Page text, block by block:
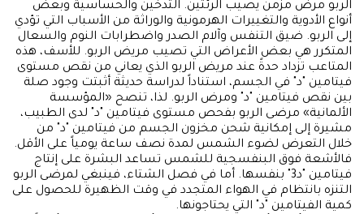
الربو مرض مزمن يصيب الرئتين. التدخين والحساسية وبعض
أنواع الأدوية والتغييرات الهرمونية والوراثة من الأسباب التي تؤدي
إلى الربو. ضيق التنفس وآلام الصدر واضطرابات النوم والسعال
المتكرر هي بعض الأعراض التي تصيب مريض الربو. للأسف، هذه
المتاعب تزداد حدةً عند مريض الربو الذي يعاني من نقص مستوى
فيتامين "د" في الجسم، استناداً لدراسة حديثة أثبتت وجود صلة
بين نقص فيتامين "د" ومرض الربو. لذا، تنصح «المؤسسة
الألمانية» مرضى الربو بفحص مستوى فيتامين "د" لدى الطبيب،
مشيرة إلى إمكانية شحن مخزون الجسم من فيتامين "د" من
خلال التعرض لضوء الشمس لمدة نصف ساعة يومياً على الأقل.
فالأشعة فوق البنفسجية للشمس تساعد البشرة على إنتاج
فيتامين "د3" بنفسها. أما في فصل الشتاء، فينبغي لمرضى الربو
التنزه بانتظام في الهواء المتجدد في وقت الظهيرة للحصول على
كمية الفيتامين "د" التي يحتاجونها.